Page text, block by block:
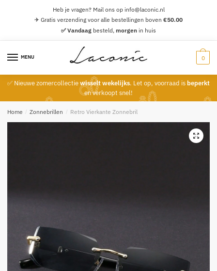
Heb je vragen? Mail ons op info@laconic.nl
✈ Gratis verzending voor alle bestellingen boven €50.00
✅ Vandaag besteld, morgen in huis
MENU 0
✅ Nieuwe zomercollectiewisselt wekelijks. Let op, voorraad is beperkt
en verkoopt snel!
Home / Zonnebrillen / Retro Vierkante Zonnebril
🔍